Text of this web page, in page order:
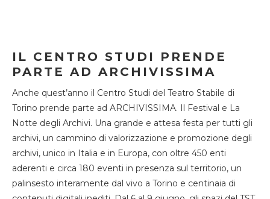
IL CENTRO STUDI PRENDE
PARTE AD ARCHIVISSIMA
Anche quest’anno il Centro Studi del Teatro Stabile di
Torino prende parte ad ARCHIVISSIMA. Il Festival e La
Notte degli Archivi. Una grande e attesa festa per tutti gli
archivi, un cammino di valorizzazione e promozione degli
archivi, unico in Italia e in Europa, con oltre 450 enti
aderenti e circa 180 eventi in presenza sul territorio, un
palinsesto interamente dal vivo a Torino e centinaia di